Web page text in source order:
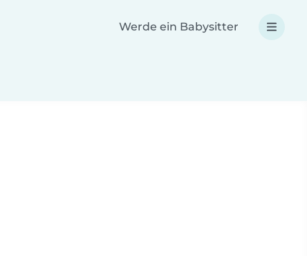
Werde ein Babysitter